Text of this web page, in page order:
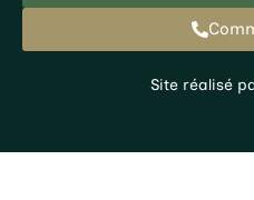
Site réalisé